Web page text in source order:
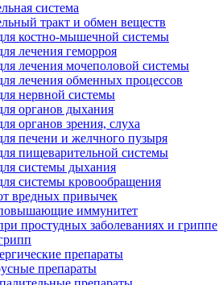
система
тракт и обмен веществ
костно-мышечной системы
лечения геморроя
лечения мочеполовой системы
лечения обменных процессов
нервной системы
органов дыхания
органов зрения, слуха
печени и желчного пузыря
пищеварительной системы
системы дыхания
системы кровообращения
вредных привычек
иммунитет
простудных заболеваниях и гриппе
препараты
препараты